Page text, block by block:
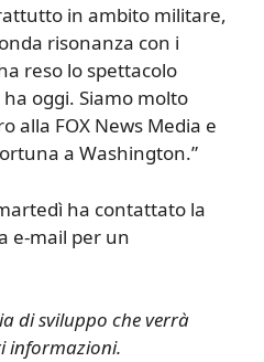
in ambito militare,
risonanza con i
reso lo spettacolo
ha oggi. Siamo molto
alla FOX News Media e
a Washington.”
ha contattato la
e-mail per un
di sviluppo che verrà
informazioni.